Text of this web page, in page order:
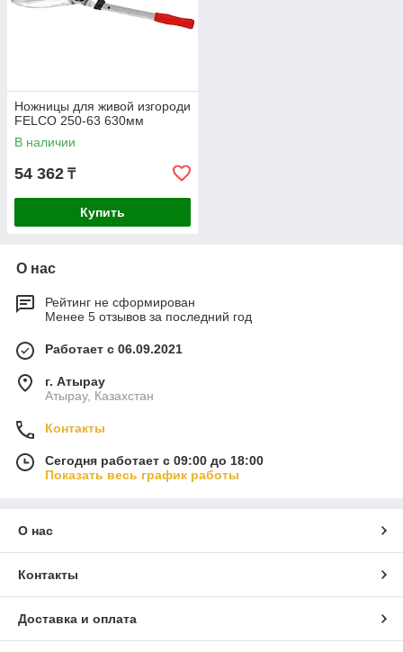
Ножницы для живой изгороди
FELCO 250-63 630мм
В наличии
54 362 ₸
Купить
О нас
Рейтинг не сформирован
Менее 5 отзывов за последний год
Работает с 06.09.2021
г. Атырау
Атырау, Казахстан
Контакты
Сегодня работает с 09:00 до 18:00
Показать весь график работы
О нас
Контакты
Доставка и оплата